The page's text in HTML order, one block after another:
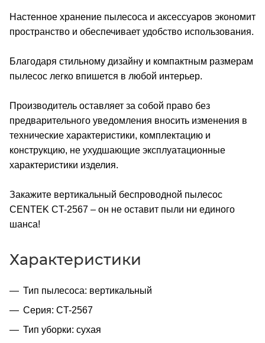
Настенное хранение пылесоса и аксессуаров экономит
пространство и обеспечивает удобство использования.
Благодаря стильному дизайну и компактным размерам
пылесос легко впишется в любой интерьер.
Производитель оставляет за собой право без
предварительного уведомления вносить изменения в
технические характеристики, комплектацию и
конструкцию, не ухудшающие эксплуатационные
характеристики изделия.
Закажите вертикальный беспроводной пылесос
CENTEK CT-2567 – он не оставит пыли ни единого
шанса!
Характеристики
Тип пылесоса: вертикальный
Серия: CT-2567
Тип уборки: сухая